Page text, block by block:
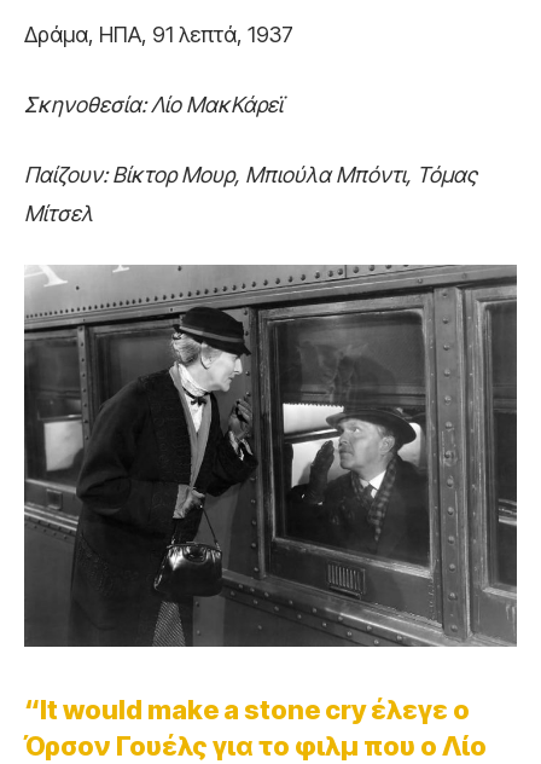
Δράμα, ΗΠΑ, 91 λεπτά, 1937
Σκηνοθεσία: Λίο ΜακΚάρεϊ
Παίζουν: Βίκτορ Μουρ, Μπιούλα Μπόντι, Τόμας
Μίτσελ
“It would make a stone cry έλεγε ο
Όρσον Γουέλς για το φιλμ που ο Λίο